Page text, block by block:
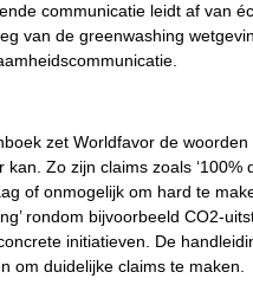
communicatie leidt af van
van de greenwashing
zet Worldfavor de
Zo zijn claims zoals ‘100%
of onmogelijk om hard te
rondom bijvoorbeeld CO2-
initiatieven. De
om duidelijke claims te maken.